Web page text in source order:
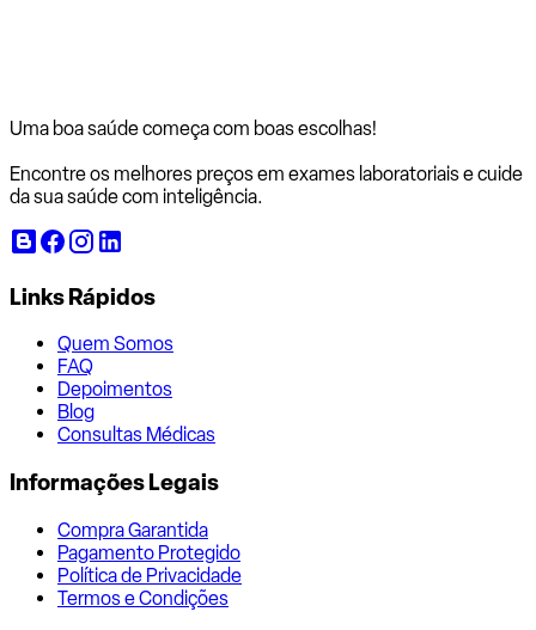
Uma boa saúde começa com boas escolhas!
Encontre os melhores preços em exames laboratoriais e cuide
da sua saúde com inteligência.
Links Rápidos
Quem Somos
FAQ
Depoimentos
Blog
Consultas Médicas
Informações Legais
Compra Garantida
Pagamento Protegido
Política de Privacidade
Termos e Condições